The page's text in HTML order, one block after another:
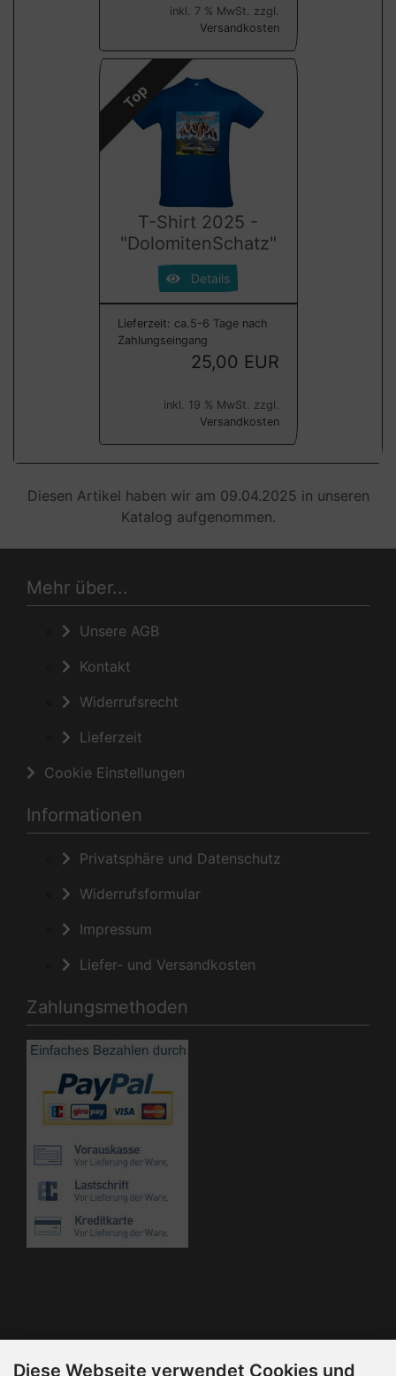
inkl. 7 % MwSt. zzgl.
Versandkosten
Top
T-Shirt 2025 -
"DolomitenSchatz"
Details
Lieferzeit: ca.5-6 Tage nach
Zahlungseingang
25,00 EUR
inkl. 19 % MwSt. zzgl.
Versandkosten
Diesen Artikel haben wir am 09.04.2025 in unseren
Katalog aufgenommen.
Mehr über...
Unsere AGB
Kontakt
Widerrufsrecht
Lieferzeit
Cookie Einstellungen
Informationen
Privatsphäre und Datenschutz
Widerrufsformular
Impressum
Liefer- und Versandkosten
Zahlungsmethoden
Diese Webseite verwendet Cookies und